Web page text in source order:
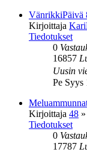
VänrikkiPäivä
Kirjoittaja
Tiedotukset
0
16857
Uusin
Pe Syys
Kirjoittaja 48 »
Tiedotukset
0
17787